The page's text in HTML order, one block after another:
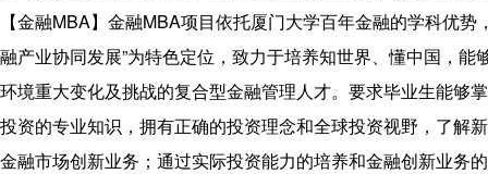
【金融MBA】金融MBA项目依托厦门大学百年金融的学科优势
融产业协同发展”为特色定位，致力于培养知世界、懂中国，能
环境重大变化及挑战的复合型金融管理人才。要求毕业生能够
投资的专业知识，拥有正确的投资理念和全球投资视野，了解
金融市场创新业务；通过实际投资能力的培养和金融创新业务